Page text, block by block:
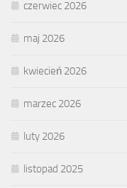
czerwiec 2026
maj 2026
kwiecień 2026
marzec 2026
luty 2026
listopad 2025